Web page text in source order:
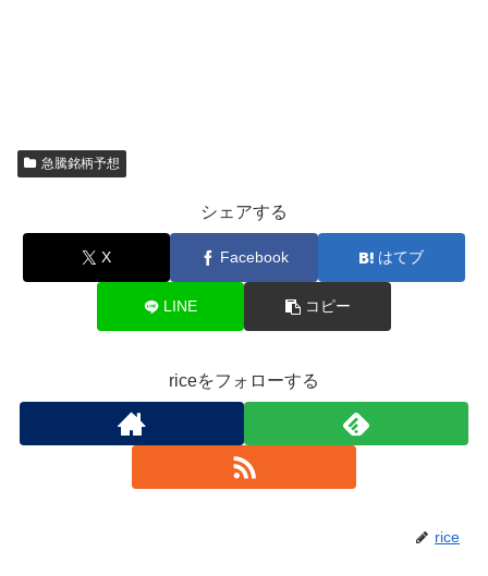
急騰銘柄予想
シェアする
X Facebook はてブ
LINE コピー
riceをフォローする
rice